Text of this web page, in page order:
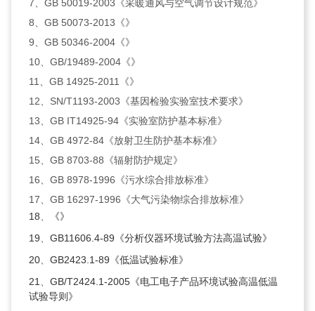
7、GB 50019-2003《采暖通风与空气调节设计规范》
8、GB 50073-2013《》
9、GB 50346-2004《》
10、GB/19489-2004《》
11、GB 14925-2011《》
12、SN/T1193-2003《基因检验实验室技术要求》
13、GB IT14925-94《实验室防护基本标准》
14、GB 4972-84《放射卫生防护基本标准》
15、GB 8703-88《辐射防护规定》
16、GB 8978-1996《污水综合排放标准》
17、GB 16297-1996《大气污染物综合排放标准》
18
《》
19
GB11606.4-89《分析仪器环境试验方法高温试验》
20
GB2423.1-89《低温试验标准》
21
GB/T2424.1-2005《电工电子产品环境试验高温低温
试验导则》